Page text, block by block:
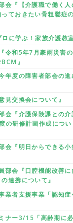
『【介護職で働く人
ておきたい骨粗鬆症
に学ぶ！家族介護教
令和5年7月豪雨災害
』
度の障害者部会の進
交換会について』
『介護保険課との介
の研修計画作成につい
『明日からできる小
会『口腔機能改善に
連携について』
者支援事業「認知症
ナー3/15「高齢期に